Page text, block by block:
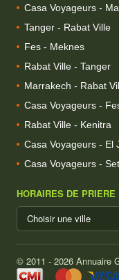
Casa Voyageurs -
Tanger - Rabat Ville
Fes - Meknes
Rabat Ville - Tanger
Marrakech - Rabat
Casa Voyageurs -
Rabat Ville - Kenitra
Casa Voyageurs - El
Casa Voyageurs -
HORAIRES DE PRIERE
© 2011 - 2026 Annuaire